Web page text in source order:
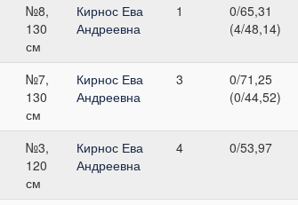
№8,
130
см
Кирнос Ева
Андреевна
1
0/65,31
(4/48,14)
№7,
130
см
Кирнос Ева
Андреевна
3
0/71,25
(0/44,52)
№3,
120
см
Кирнос Ева
Андреевна
4 0/53,97